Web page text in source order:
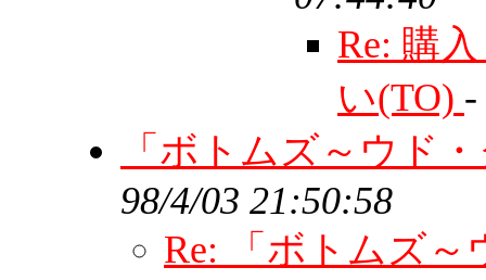
Re: 購
い(TO) -
「ボトムズ～ウド
98/4/03 21:50:58
Re: 「ボトムズ